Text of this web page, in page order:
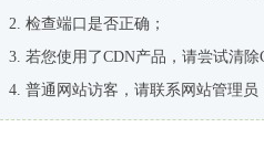
检查端口是否正确；
若您使用了CDN产品，请尝试清除
普通网站访客，请联系网站管理员